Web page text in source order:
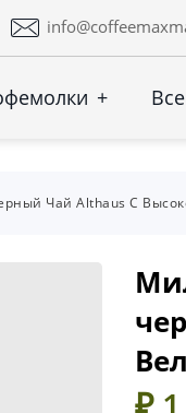
+
Чай Althaus С